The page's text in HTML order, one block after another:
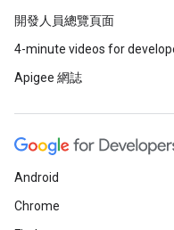
開發人員總覽頁面
4-minute videos for
Apigee 網誌
Android
Chrome